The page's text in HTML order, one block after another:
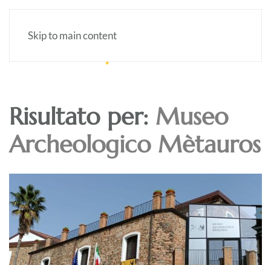
Skip to main content
Risultato per: Museo
Archeologico Mètauros